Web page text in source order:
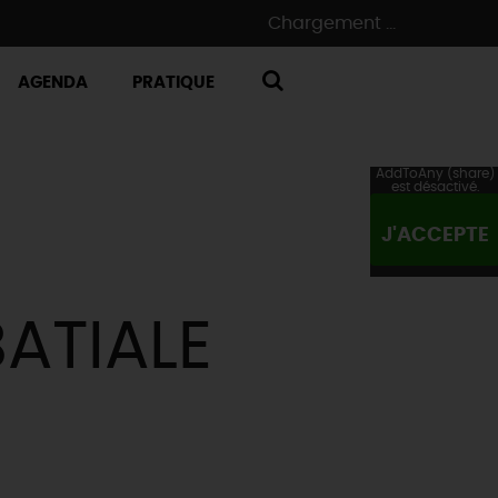
Chargement ...
AGENDA PRATIQUE
AddToAny (share)
est désactivé.
J'ACCEPTE